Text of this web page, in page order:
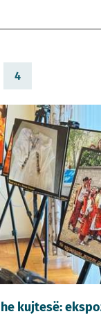
4
kujtesë: